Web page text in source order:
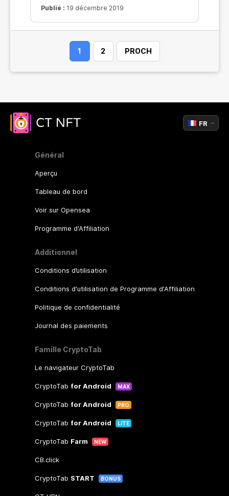
Publié : 19 décembre 2019
1 2 PROCH
Général
Aperçu
Tableau de bord
Voir sur Opensea
Programme d'Affiliation
Additionnel
Conditions d’utilisation
Conditions d'utilisation de Programme d'Affiliation
Politique de confidentialité
Journal des paiements
Famille CryptoTab
Le navigateur CryptoTab
CryptoTab for Android MAX
CryptoTab for Android PRO
CryptoTab for Android LITE
CryptoTab Farm NEW
CB.click
CryptoTab START BONUS
FR